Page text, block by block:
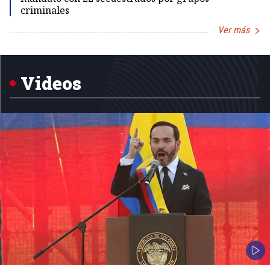
criminales
Ver más
1
Videos